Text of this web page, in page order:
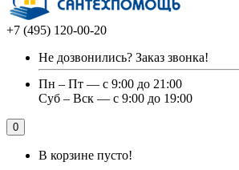
+7 (495) 120-00-20
Не дозвонились? Заказ звонка!
Пн – Пт — с 9:00 до 21:00
Суб – Вск — с 9:00 до 19:00
0
В корзине пусто!